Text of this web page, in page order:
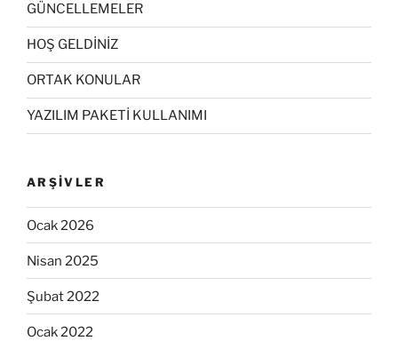
GÜNCELLEMELER
HOŞ GELDİNİZ
ORTAK KONULAR
YAZILIM PAKETİ KULLANIMI
ARŞIVLER
Ocak 2026
Nisan 2025
Şubat 2022
Ocak 2022